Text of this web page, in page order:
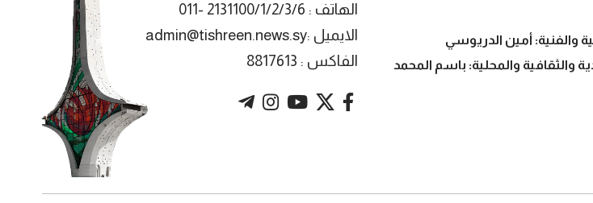
والفنية: أمين الدريوسي
والثقافية والمحلية: باسم المحمد
الهاتف : 2131100/1/2/3/6 -011
الايميل :admin@tishreen.news.sy
الفاكس : 8817613